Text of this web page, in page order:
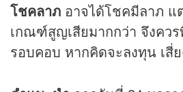
โชคลาภ อาจได้โชคมีลาภ แ
เกณฑ์สูญเสียมากกว่า จึงคว
รอบคอบ หากคิดจะลงทุน เสี่